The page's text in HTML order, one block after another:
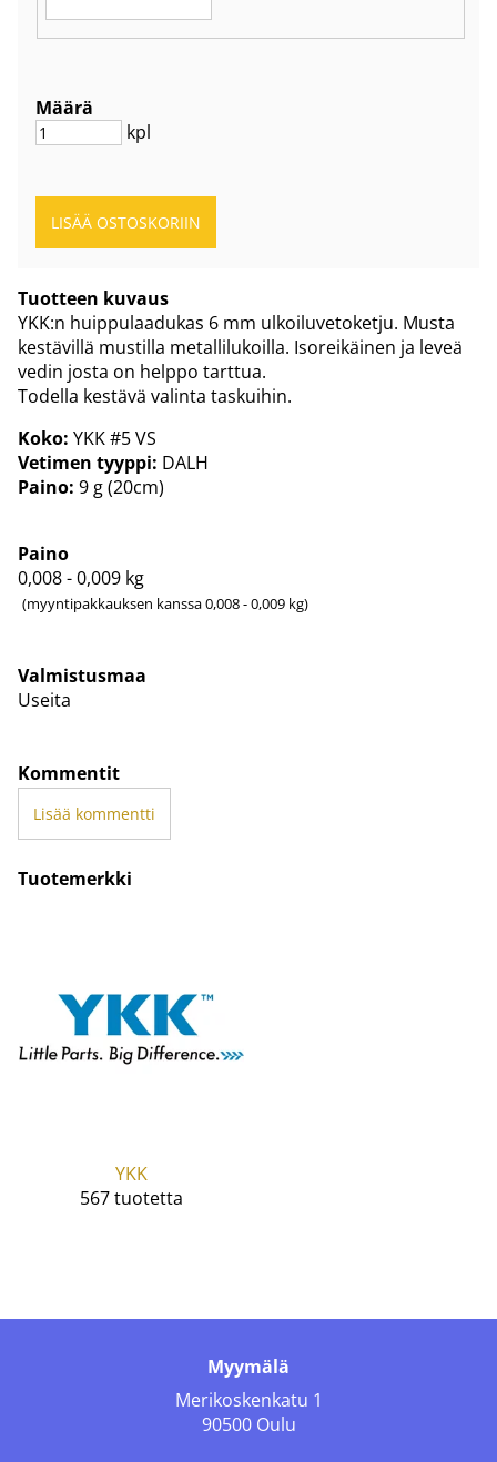
Määrä
kpl
Tuotteen kuvaus
YKK:n huippulaadukas 6 mm ulkoiluvetoketju. Musta
kestävillä mustilla metallilukoilla. Isoreikäinen ja leveä
vedin josta on helppo tarttua.
Todella kestävä valinta taskuihin.
Koko: YKK #5 VS
Vetimen tyyppi: DALH
Paino: 9 g (20cm)
Paino
0,008 - 0,009 kg
(myyntipakkauksen kanssa 0,008 - 0,009 kg)
Valmistusmaa
Useita
Kommentit
Lisää kommentti
Tuotemerkki
YKK
567 tuotetta
Myymälä
Merikoskenkatu 1
90500 Oulu